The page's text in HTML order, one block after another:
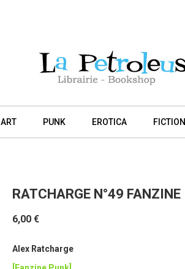
ART PUNK EROTICA FICTION
RATCHARGE N°49 FANZINE
6,00 €
Alex Ratcharge